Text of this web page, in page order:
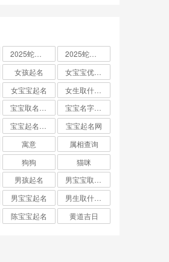
女孩起名
女宝宝起名
宝宝起名网
寓意
属相查询
狗狗
猫咪
男孩起名
男宝宝起名
陈宝宝起名 黄道吉日